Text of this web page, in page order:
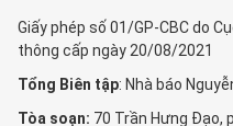
Giấy phép số 01/GP-CBC do
thông cấp ngày 20/08/2021
Tổng Biên tập: Nhà báo
Tòa soạn: 70 Trần Hưng Đạo,